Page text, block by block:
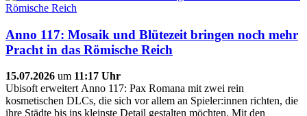
Anno 117: Mosaik und Blütezeit bringen noch mehr
Pracht in das Römische Reich
15.07.2026 um 11:17 Uhr
Ubisoft erweitert Anno 117: Pax Romana mit zwei rein
kosmetischen DLCs, die sich vor allem an Spieler:innen richten, die
ihre Städte bis ins kleinste Detail gestalten möchten. Mit den